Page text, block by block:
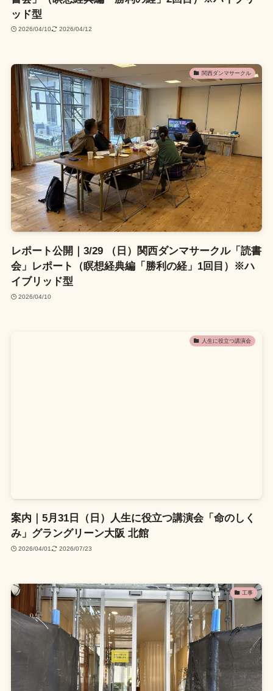
ッド型
2026/04/10 2026/04/12
関西ダンマサークル
レポート公開｜3/29 （日）関西ダンマサークル「読書
会」レポート（瞑想経典編「勝利の経」1回目）※ハ
イブリッド型
2026/04/10
人生に役立つ講演会
案内｜5月31日（日）人生に役立つ講演会「命のしく
み」グラングリーン大阪 北館
2026/04/01 2026/07/23
工事